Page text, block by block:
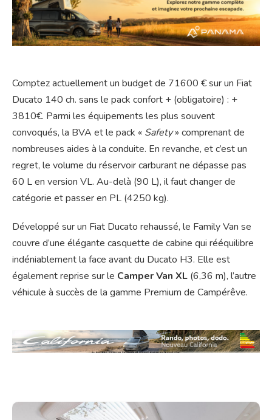
Comptez actuellement un budget de 71600 € sur un Fiat
Ducato 140 ch. sans le pack confort + (obligatoire) : +
3810€. Parmi les équipements les plus souvent
convoqués, la BVA et le pack « Safety» comprenant de
nombreuses aides à la conduite. En revanche, et c’est un
regret, le volume du réservoir carburant ne dépasse pas
60 L en version VL. Au-delà (90 L), il faut changer de
catégorie et passer en PL (4250 kg).
Développé sur un Fiat Ducato rehaussé, le Family Van se
couvre d’une élégante casquette de cabine qui rééquilibre
indéniablement la face avant du Ducato H3. Elle est
également reprise sur le Camper Van XL (6,36 m), l’autre
véhicule à succès de la gamme Premium de Campérêve.